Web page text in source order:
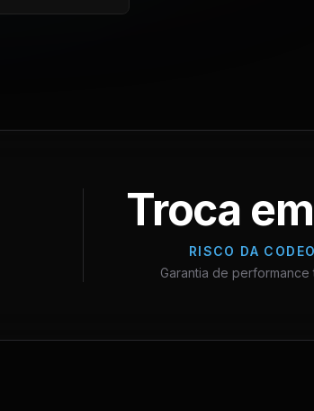
Troca
RISCO DA
Garantia de performance